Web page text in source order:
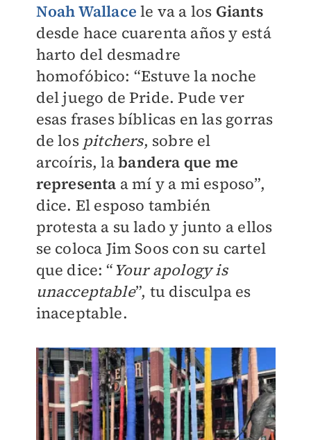
Noah Wallace le va a los Giants
desde hace cuarenta años y está
harto del desmadre
homofóbico: “Estuve la noche
del juego de Pride. Pude ver
esas frases bíblicas en las gorras
de los pitchers, sobre el
arcoíris, labandera que me
representa a mí y a mi esposo”,
dice. El esposo también
protesta a su lado y junto a ellos
se coloca Jim Soos con su cartel
que dice: “ Your apology is
unacceptable”, tu disculpa es
inaceptable.